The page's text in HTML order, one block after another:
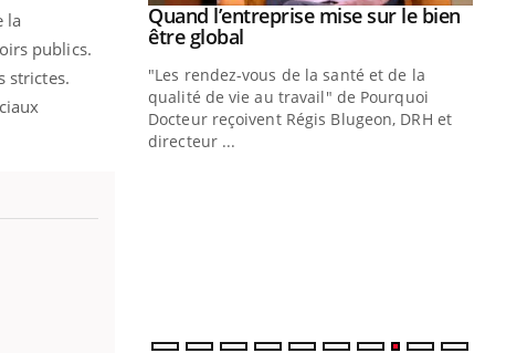
la
publics.
strictes.
diabète Youtube
c'est votre
qui
! Dans cet
Youtube
Quand l’entreprise mise sur le bien
être globalYoutube
"Les rendez-vous de la santé et de la
qualité de vie au travail" de Pourquoi
Docteur reçoivent Régis Blugeon, DRH et
directeur ...